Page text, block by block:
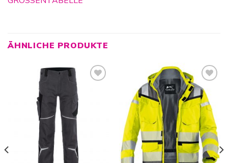
ÄHNLICHE PRODUKTE
Wunschliste
hinzufügen
Zur
Wunschliste
hinzufügen